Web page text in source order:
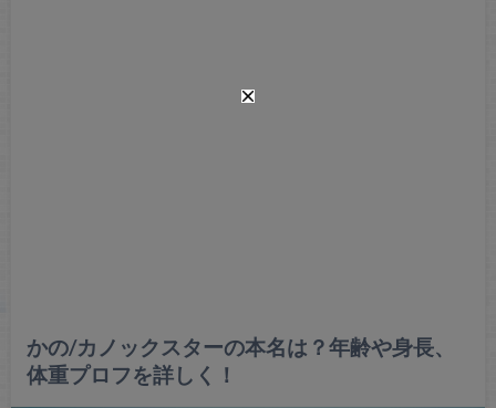
かの/カノックスターの本名は？年齢や身長、
体重プロフを詳しく！